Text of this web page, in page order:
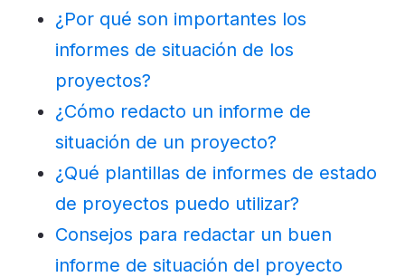
¿Por qué son importantes los
informes de situación de los
proyectos?
¿Cómo redacto un informe de
situación de un proyecto?
¿Qué plantillas de informes de estado
de proyectos puedo utilizar?
Consejos para redactar un buen
informe de situación del proyecto